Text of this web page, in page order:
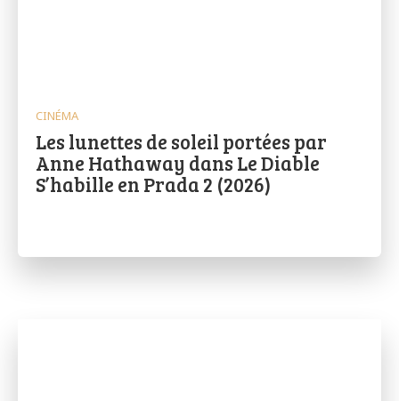
CINÉMA
Les lunettes de soleil portées par
Anne Hathaway dans Le Diable
S’habille en Prada 2 (2026)